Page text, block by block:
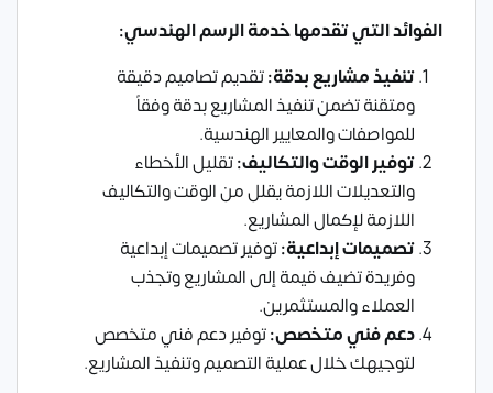
الفوائد التي تقدمها خدمة الرسم الهندسي:
تنفيذ مشاريع بدقة:تقديم تصاميم دقيقة
ومتقنة تضمن تنفيذ المشاريع بدقة وفقاً
للمواصفات والمعايير الهندسية.
توفير الوقت والتكاليف:تقليل الأخطاء
والتعديلات اللازمة يقلل من الوقت والتكاليف
اللازمة لإكمال المشاريع.
تصميمات إبداعية:توفير تصميمات إبداعية
وفريدة تضيف قيمة إلى المشاريع وتجذب
العملاء والمستثمرين.
دعم فني متخصص:توفير دعم فني متخصص
لتوجيهك خلال عملية التصميم وتنفيذ المشاريع.